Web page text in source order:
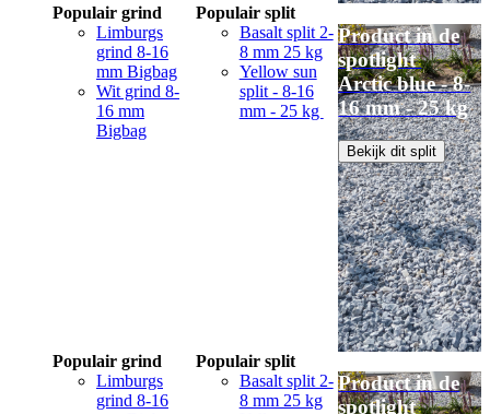
Populair grind
Limburgs
grind 8-16
mm Bigbag
Wit grind 8-
16 mm
Bigbag
Populair split
Basalt split 2-
8 mm 25 kg
Yellow sun
split - 8-16
mm - 25 kg
Product in de
spotlight
Arctic blue - 8-
16 mm - 25 kg
Bekijk dit split
Populair grind
Limburgs
grind 8-16
Populair split
Basalt split 2-
8 mm 25 kg
Product in de
spotlight